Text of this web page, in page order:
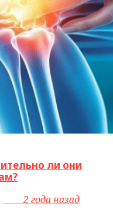
ли они
2 года назад